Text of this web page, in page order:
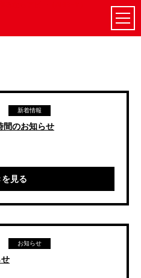
新着情報
間のお知らせ
見る
お知らせ